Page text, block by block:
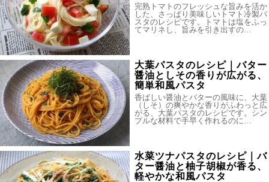
完熟トマトのフレッシュな旨みを活か
した、さっぱり美味しいトマト冷製パ
スタのレシピです。トマトは塩をふっ
てマリネし、旨みを引き出すの…
大葉パスタのレシピ｜バター
醤油としその香りが広がる、
簡単和風パスタ
香ばしい醤油とバターの風味に、大葉
（しそ）の爽やかな香りがふわっと広
がる、大葉パスタのレシピです。シン
プルな材料で手早く作れるのに…
水菜ツナパスタのレシピ｜バ
ター醤油と柚子胡椒が香る、
軽やかな和風パスタ